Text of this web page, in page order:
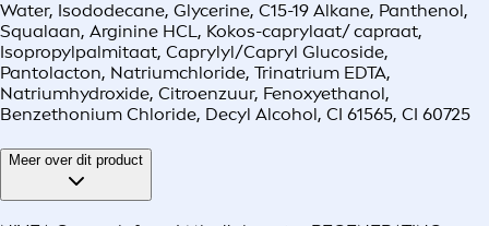
Water, Isododecane, Glycerine, C15-19 Alkane, Panthenol,
Squalaan, Arginine HCL, Kokos-caprylaat/ capraat,
Isopropylpalmitaat, Caprylyl/Capryl Glucoside,
Pantolacton, Natriumchloride, Trinatrium EDTA,
Natriumhydroxide, Citroenzuur, Fenoxyethanol,
Benzethonium Chloride, Decyl Alcohol, CI 61565, CI 60725
Meer over dit product